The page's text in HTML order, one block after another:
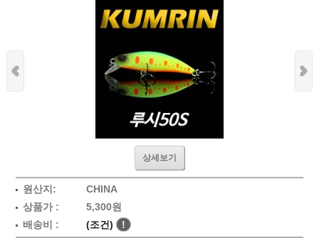
상세보기
원산지:
CHINA
상품가 :
5,300원
배송비 :
(조건) !